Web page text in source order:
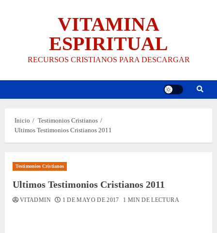
VITAMINA
ESPIRITUAL
RECURSOS CRISTIANOS PARA DESCARGAR
Inicio
Testimonios Cristianos
Ultimos Testimonios Cristianos 2011
Testimonios Cristianos
Ultimos Testimonios Cristianos 2011
VITADMIN 1 DE MAYO DE 2017 1 MIN DE LECTURA